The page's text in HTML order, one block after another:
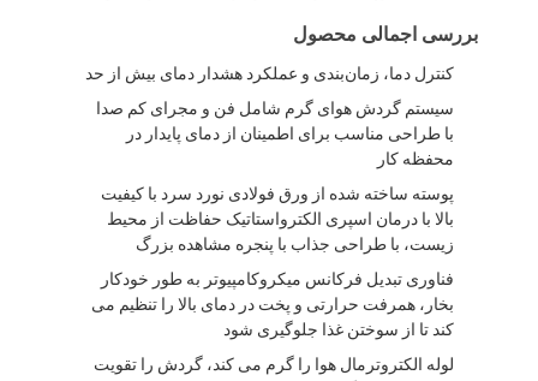
بررسی اجمالی محصول
کنترل دما، زمان‌بندی و عملکرد هشدار دمای بیش از حد
سیستم گردش هوای گرم شامل فن و مجرای کم صدا
با طراحی مناسب برای اطمینان از دمای پایدار در
محفظه کار
پوسته ساخته شده از ورق فولادی نورد سرد با کیفیت
بالا با درمان اسپری الکترواستاتیک حفاظت از محیط
زیست، با طراحی جذاب با پنجره مشاهده بزرگ
فناوری تبدیل فرکانس میکروکامپیوتر به طور خودکار
بخار، همرفت حرارتی و پخت در دمای بالا را تنظیم می
کند تا از سوختن غذا جلوگیری شود
لوله الکتروترمال هوا را گرم می کند، گردش را تقویت